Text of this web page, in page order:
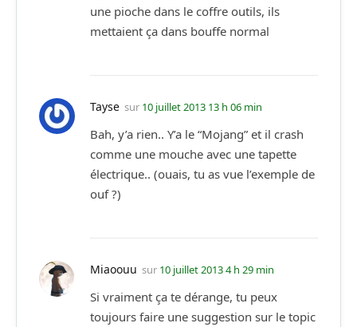
une pioche dans le coffre outils, ils
mettaient ça dans bouffe normal
Tayse sur 10 juillet 2013 13 h 06 min
Bah, y’a rien.. Y’a le “Mojang” et il crash
comme une mouche avec une tapette
électrique.. (ouais, tu as vue l’exemple de
ouf ?)
Miaoouu sur 10 juillet 2013 4 h 29 min
Si vraiment ça te dérange, tu peux
toujours faire une suggestion sur le topic